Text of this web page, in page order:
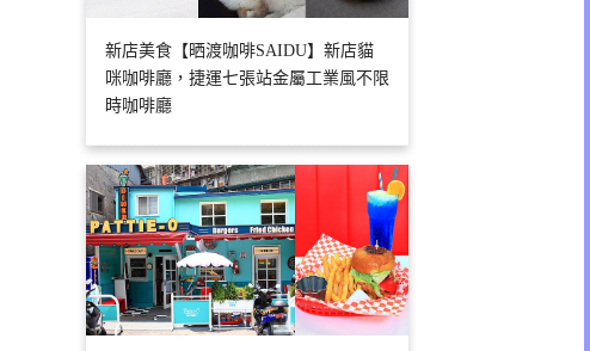
新店美食【晒渡咖啡SAIDU】新店貓
咪咖啡廳，捷運七張站金屬工業風不限
時咖啡廳